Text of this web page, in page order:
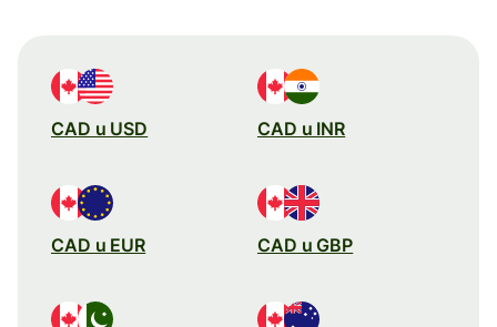
CAD u USD CAD u INR
CAD u EUR CAD u GBP